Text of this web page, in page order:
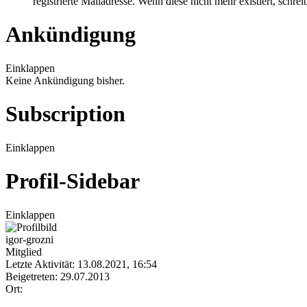
Ankündigung
Einklappen
Keine Ankündigung bisher.
Subscription
Einklappen
Profil-Sidebar
Einklappen
igor-grozni
Mitglied
Letzte Aktivität: 13.08.2021, 16:54
Beigetreten: 29.07.2013
Ort: